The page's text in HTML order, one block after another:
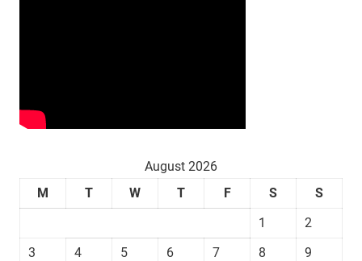
August 2026
M
T W T F S
S
1
2
3
4 5 6 7 8
9